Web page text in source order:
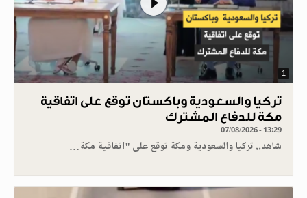
1
تركيا والسعودية وباكستان توقع على اتفاقية
مكة للدفاع المشترك
07/08/2026 - 13:29
شاهد.. تركيا والسعودية ومكة توقع على "اتفاقية مكة…